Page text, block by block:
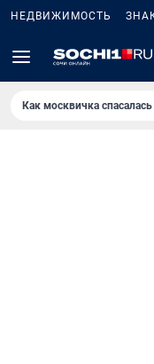
НЕДВИЖИМОСТЬ
Как москвичка